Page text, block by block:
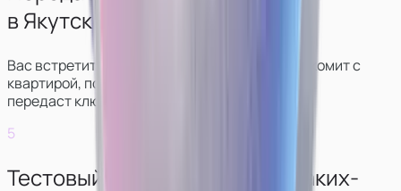
в Якутске.
Вас встретит администратор, который познакомит с
квартирой, покажет, что и где лежит,
передаст ключи.
5
Тестовый рабочий день без каких-